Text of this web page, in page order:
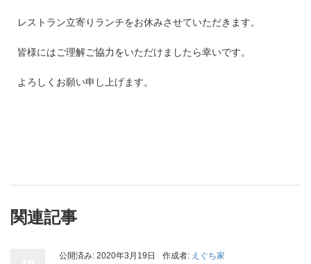
レストラン立寄りランチをお休みさせていただきます。
皆様にはご理解ご協力をいただけましたら幸いです。
よろしくお願い申し上げます。
関連記事
公開済み: 2020年3月19日 作成者: えぐち家